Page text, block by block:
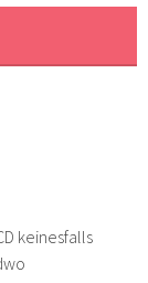
keinesfalls